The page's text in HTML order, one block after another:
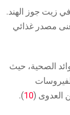
زيت جوز الهند.
يعد أغنى مصدر غذائي
الصحية، حيث
العدوى (10
).